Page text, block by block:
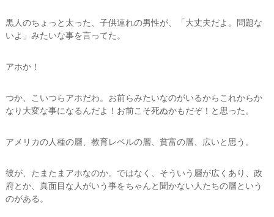
黒人のちょっと太った、子供連れの男性が、
「大丈夫だよ。問題な
いよ」みたいな事を言ってた。
アホか！
つか、こいつらアホだわ。お前らみたいなのがいるからこれからか
なり大変な事になるんだよ！お前こそ死ぬかもだぞ！ と思った。
アメリカの人種の層、教育レベルの層、貧富の層、広いと思う。
彼が、たまたまアホなのか。ではなく、そういう層が広くあり、政
府とか、真面目な人がいう事をちゃんと聞かない人たちの層という
のがある。